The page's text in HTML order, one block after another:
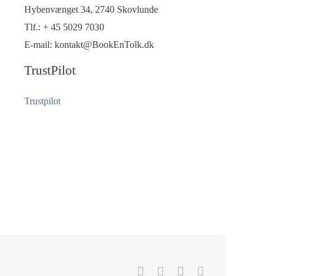
Hybenvænget 34, 2740 Skovlunde
Tlf.: + 45 5029 7030
E-mail: kontakt@BookEnTolk.dk
TrustPilot
Trustpilot